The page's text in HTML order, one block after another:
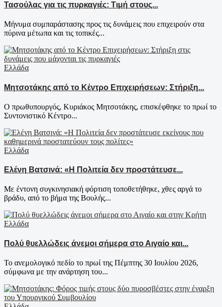
Τασούλας για τις πυρκαγιές: Τιμή στους...
Μήνυμα συμπαράστασης προς τις δυνάμεις που επιχειρούν στα
πύρινα μέτωπα και τις τοπικές...
Ελλάδα
Μητσοτάκης από το Κέντρο Επιχειρήσεων: Στήριξη...
Ο πρωθυπουργός, Κυριάκος Μητσοτάκης, επισκέφθηκε το πρωί το
Συντονιστικό Κέντρο...
Ελλάδα
Ελένη Βατσινά: «Η Πολιτεία δεν προστάτευσε...
Με έντονη συγκινησιακή φόρτιση τοποθετήθηκε, χθες αργά το
βράδυ, από το βήμα της Βουλής...
Ελλάδα
Πολύ θυελλώδεις άνεμοι σήμερα στο Αιγαίο και...
Το ανεμολογικό πεδίο το πρωί της Πέμπτης 30 Ιουλίου 2026,
σύμφωνα με την ανάρτηση του...